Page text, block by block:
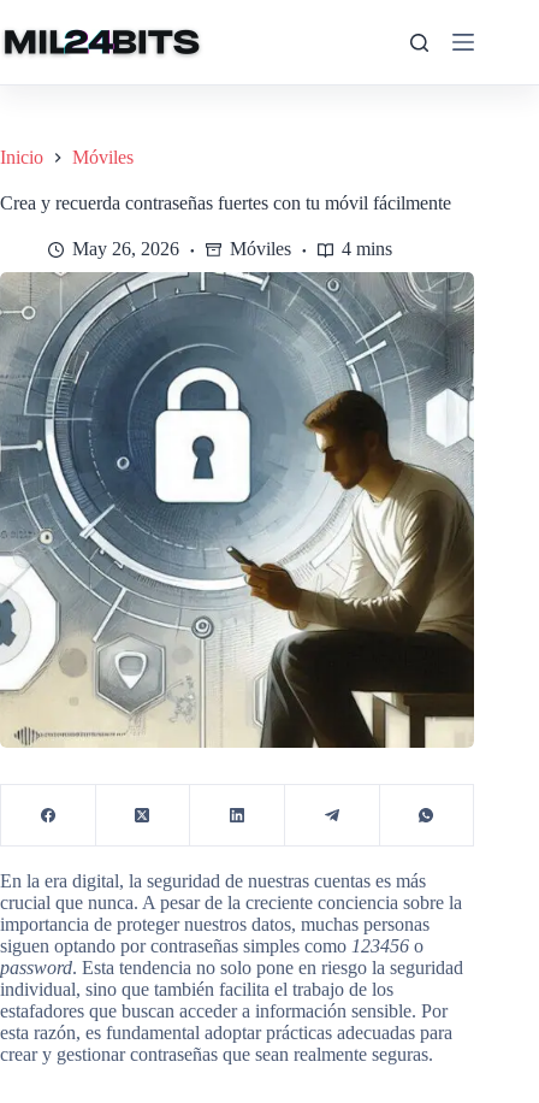
al
contenido
Inicio Móviles
Crea y recuerda contraseñas fuertes con tu móvil fácilmente
May 26, 2026 Móviles 4 mins
En la era digital, la seguridad de nuestras cuentas es más
crucial que nunca. A pesar de la creciente conciencia sobre la
importancia de proteger nuestros datos, muchas personas
siguen optando por contraseñas simples como 123456 o
password. Esta tendencia no solo pone en riesgo la seguridad
individual, sino que también facilita el trabajo de los
estafadores que buscan acceder a información sensible. Por
esta razón, es fundamental adoptar prácticas adecuadas para
crear y gestionar contraseñas que sean realmente seguras.